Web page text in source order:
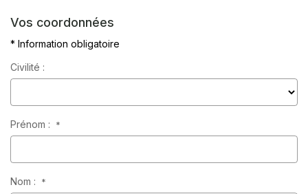
Vos coordonnées
* Information obligatoire
Civilité :
Prénom : *
Nom : *